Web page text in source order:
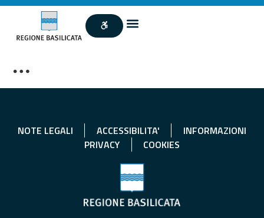
…
NOTE LEGALI ACCESSIBILITA'
INFORMAZIONI
PRIVACY
COOKIES